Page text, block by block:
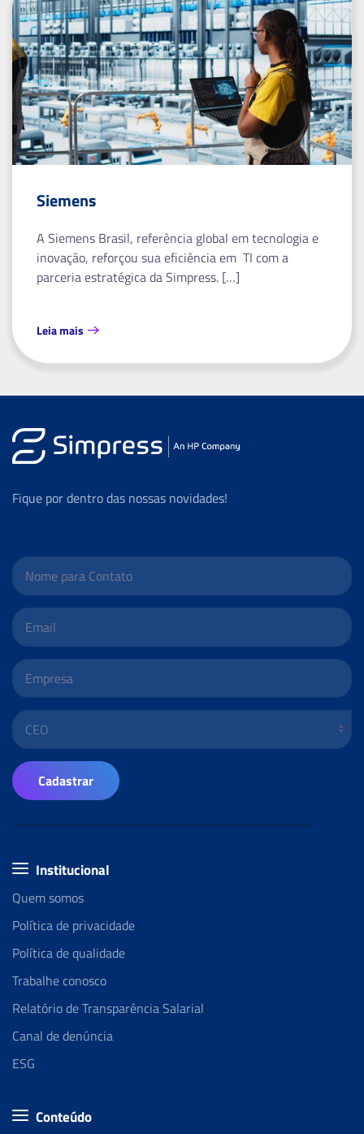
Siemens
A Siemens Brasil, referência global em tecnologia e
inovação, reforçou sua eficiência em TI com a
parceria estratégica da Simpress. […]
Leia mais
Fique por dentro das nossas novidades!
Cadastrar
Institucional
Quem somos
Política de privacidade
Política de qualidade
Trabalhe conosco
Relatório de Transparência Salarial
Canal de denúncia
ESG
Conteúdo